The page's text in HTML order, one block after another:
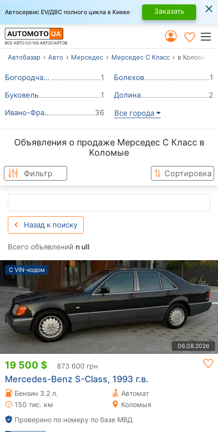
Автосервис EV/ДВС полного цикла в Киеве Заказать ×
ВСЕ АВТО СО 100 АВТОСАЙТОВ
Автобазар Авто Мерседес Мерседес С Класс в Коломые
Богородчаны 1 Болехов
1
Буковель
1 Долина
2
Ивано-Франковск
36 Все города
Объявления о продаже Мерседес С Класс в
Коломые
Фильтр Сортировка
Назад к поиску
Всего объявлений n ull
С VIN-кодом
06.08.2026
19 500 $ 873 600 грн
Mercedes-Benz S-Class, 1993 г.в.
Бензин 3.2 л.
Автомат
150 тис. км
Коломыя
Проверено по номеру по базе МВД